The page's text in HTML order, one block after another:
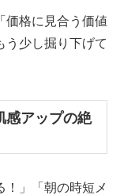
価格に見合う価値
う少し掘り下げて
アップの絶
！」「朝の時短メ